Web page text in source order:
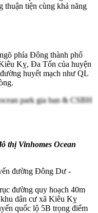
thuận tiện cùng khả năng
phía Đông thành phố
Kỵ, Đa Tốn của huyện
huyết mạch như QL
thị Vinhomes Ocean
đường Đông Dư -
đường quy hoạch 40m
dân cư xã Kiêu Kỵ
quốc lộ 5B trọng điểm